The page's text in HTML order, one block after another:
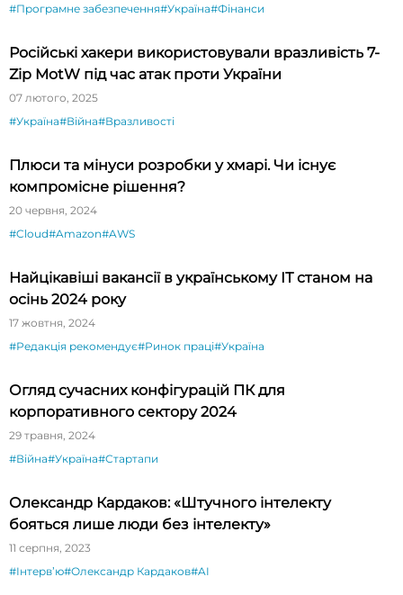
#Програмне забезпечення#Україна#Фінанси
Російські хакери використовували вразливість 7-
Zip MotW під час атак проти України
07 лютого, 2025
#Україна#Війна#Вразливості
Плюси та мінуси розробки у хмарі. Чи існує
компромісне рішення?
20 червня, 2024
#Cloud#Amazon#AWS
Найцікавіші вакансії в українському ІТ станом на
осінь 2024 року
17 жовтня, 2024
#Редакція рекомендує#Ринок праці#Україна
Огляд сучасних конфігурацій ПК для
корпоративного сектору 2024
29 травня, 2024
#Війна#Україна#Стартапи
Олександр Кардаков: «Штучного інтелекту
бояться лише люди без інтелекту»
11 серпня, 2023
#Інтервʼю#Олександр Кардаков#AI